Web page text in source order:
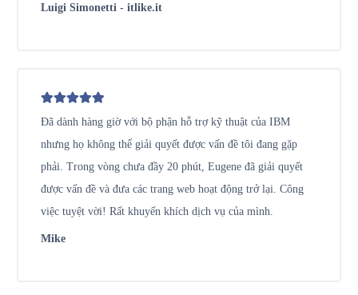
Luigi Simonetti - itlike.it
Đã dành hàng giờ với bộ phận hỗ trợ kỹ thuật của IBM
nhưng họ không thể giải quyết được vấn đề tôi đang gặp
phải. Trong vòng chưa đầy 20 phút, Eugene đã giải quyết
được vấn đề và đưa các trang web hoạt động trở lại. Công
việc tuyệt vời! Rất khuyến khích dịch vụ của mình.
Mike